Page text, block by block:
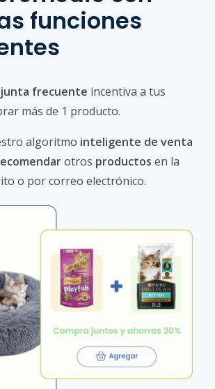
funciones
frecuente incentiva a tus
más de 1 producto.
algoritmo inteligente de venta
otros productos en la
o por correo electrónico.